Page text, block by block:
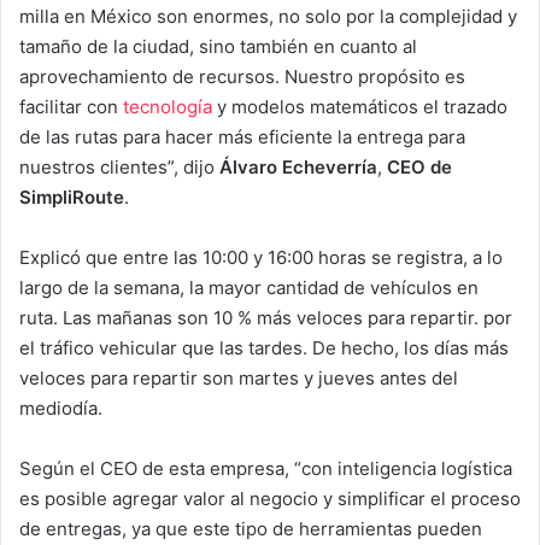
milla en México son enormes, no solo por la complejidad y
tamaño de la ciudad, sino también en cuanto al
aprovechamiento de recursos. Nuestro propósito es
facilitar con tecnología y modelos matemáticos el trazado
de las rutas para hacer más eficiente la entrega para
nuestros clientes”, dijo Álvaro Echeverría, CEO de
SimpliRoute.
Explicó que entre las 10:00 y 16:00 horas se registra, a lo
largo de la semana, la mayor cantidad de vehículos en
ruta. Las mañanas son 10 % más veloces para repartir. por
el tráfico vehicular que las tardes. De hecho, los días más
veloces para repartir son martes y jueves antes del
mediodía.
Según el CEO de esta empresa, “con inteligencia logística
es posible agregar valor al negocio y simplificar el proceso
de entregas, ya que este tipo de herramientas pueden